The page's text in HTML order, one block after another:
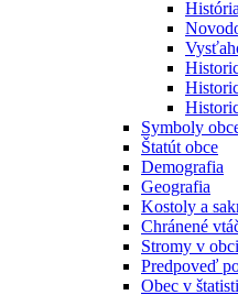
Symboly
Štatút obce
Demografia
Geografia
Kostoly a
Chránené
Stromy v obci
Predpoveď
Obec v